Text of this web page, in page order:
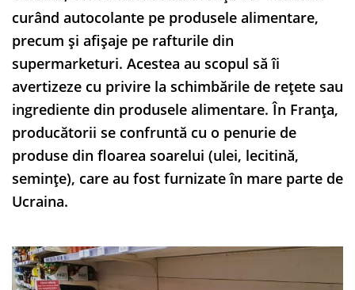
curând autocolante pe produsele alimentare,
precum și afișaje pe rafturile din
supermarketuri. Acestea au scopul să îi
avertizeze cu privire la schimbările de rețete sau
ingrediente din produsele alimentare. În Franța,
producătorii se confruntă cu o penurie de
produse din floarea soarelui (ulei, lecitină,
semințe), care au fost furnizate în mare parte de
Ucraina.